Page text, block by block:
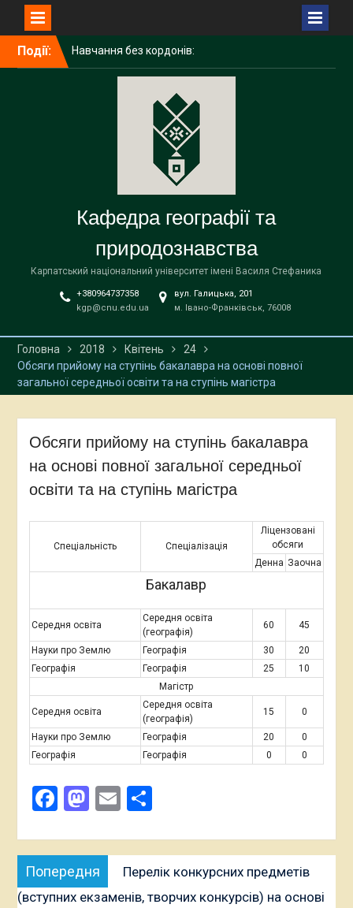
Події:
Навчання без кордонів:
досвід академічної
ГАЛИЧУК в Поморському
університеті (Польща)
Вітаємо наших бакалаврів
із завершенням навчання!
Кафедра географії та
природознавства
Карпатський національний університет імені Василя Стефаника
+380964737358
kgp@cnu.edu.ua
вул. Галицька, 201
м. Івано-Франківськ, 76008
Головна 2018 Квітень
24
Обсяги прийому на ступінь бакалавра на основі повної
загальної середньої освіти та на ступінь магістра
Обсяги прийому на ступінь бакалавра
на основі повної загальної середньої
освіти та на ступінь магістра
Спеціальність Спеціалізація
Ліцензовані
обсяги
Денна Заочна
Бакалавр
Середня освіта
Середня освіта
(географія)
60 45
Науки про Землю Географія 30
20
Географія
Географія 25
10
Магістр
Середня освіта
Середня освіта
(географія)
15 0
Науки про Землю Географія 20
0
Географія
Географія 0 0
Facebook
Mastodon
EmailПоділитися
Навігація
записів
Попередня
публікація:
Перелік конкурсних предметів
(вступних екзаменів, творчих конкурсів) на основі